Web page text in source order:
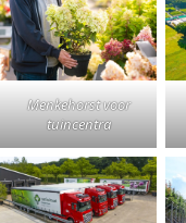
Menkehorst voor
tuincentra